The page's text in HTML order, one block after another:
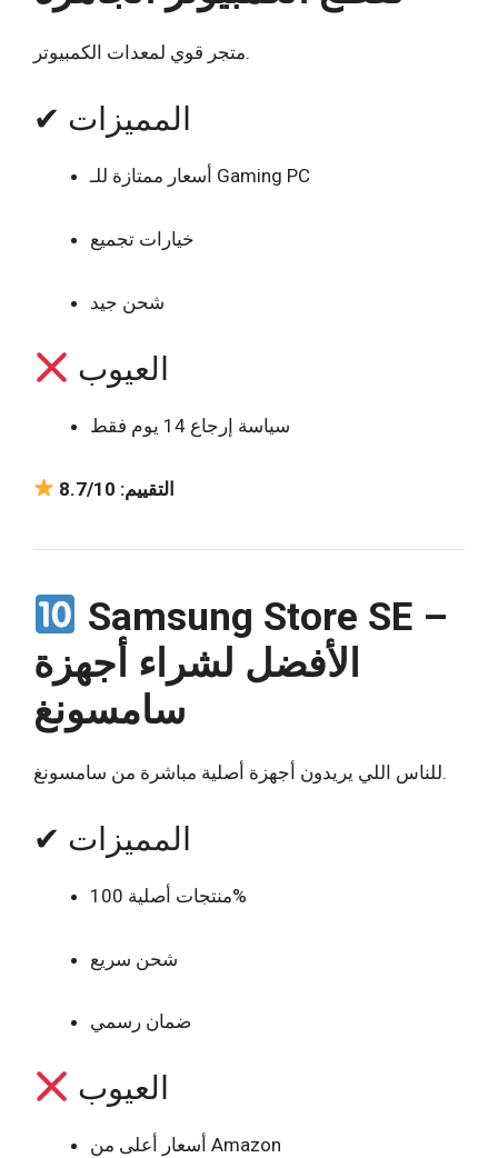
متجر قوي لمعدات الكمبيوتر.
✔ المميزات
أسعار ممتازة للـ Gaming PC
خيارات تجميع
شحن جيد
العيوب
سياسة إرجاع 14 يوم فقط
التقييم: 8.7/10
Samsung Store SE –
الأفضل لشراء أجهزة
سامسونغ
للناس اللي يريدون أجهزة أصلية مباشرة من سامسونغ.
✔ المميزات
منتجات أصلية 100%
شحن سريع
ضمان رسمي
العيوب
أسعار أعلى من Amazon